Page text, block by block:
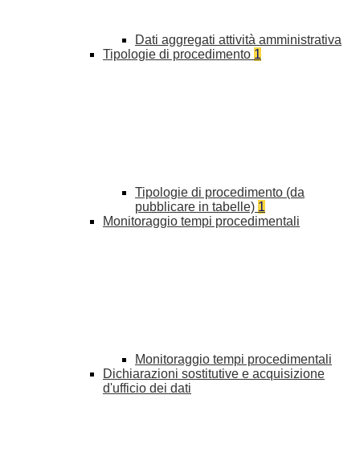
Dati aggregati attività amministrativa
Tipologie di procedimento 1
Tipologie di procedimento (da
pubblicare in tabelle) 1
Monitoraggio tempi procedimentali
Monitoraggio tempi procedimentali
Dichiarazioni sostitutive e acquisizione
d'ufficio dei dati